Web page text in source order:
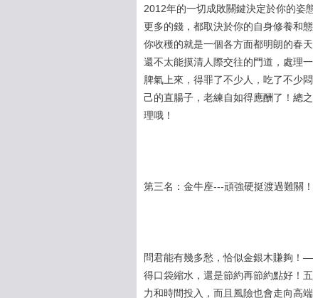
2012年的一切成敗關鍵決定於你的姿
更多的錢，都取決於你的自身修養和
你收穫的就是一個各方面都明朗的春
還不太能摸清人際交往的門道，處理
脾氣上來，得罪了不少人，吃了不少
己的直腸子，老練自如得應酬了！總
理哦！
第三名：金牛座---頑強硬挺渡過難關！
問君能有幾多愁，恰似金銀木賺夠！
得口袋縮水，還是節約再節約點好！
力和時間投入，而且風險也會走向高